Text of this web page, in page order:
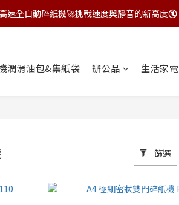
力士狂HIGH季~指定商品贈好禮🎁
速全自動碎紙機🚀挑戰速度與靜音的新高度🔇
潤滑油包&集紙袋 辦公品 生活家電
篩選